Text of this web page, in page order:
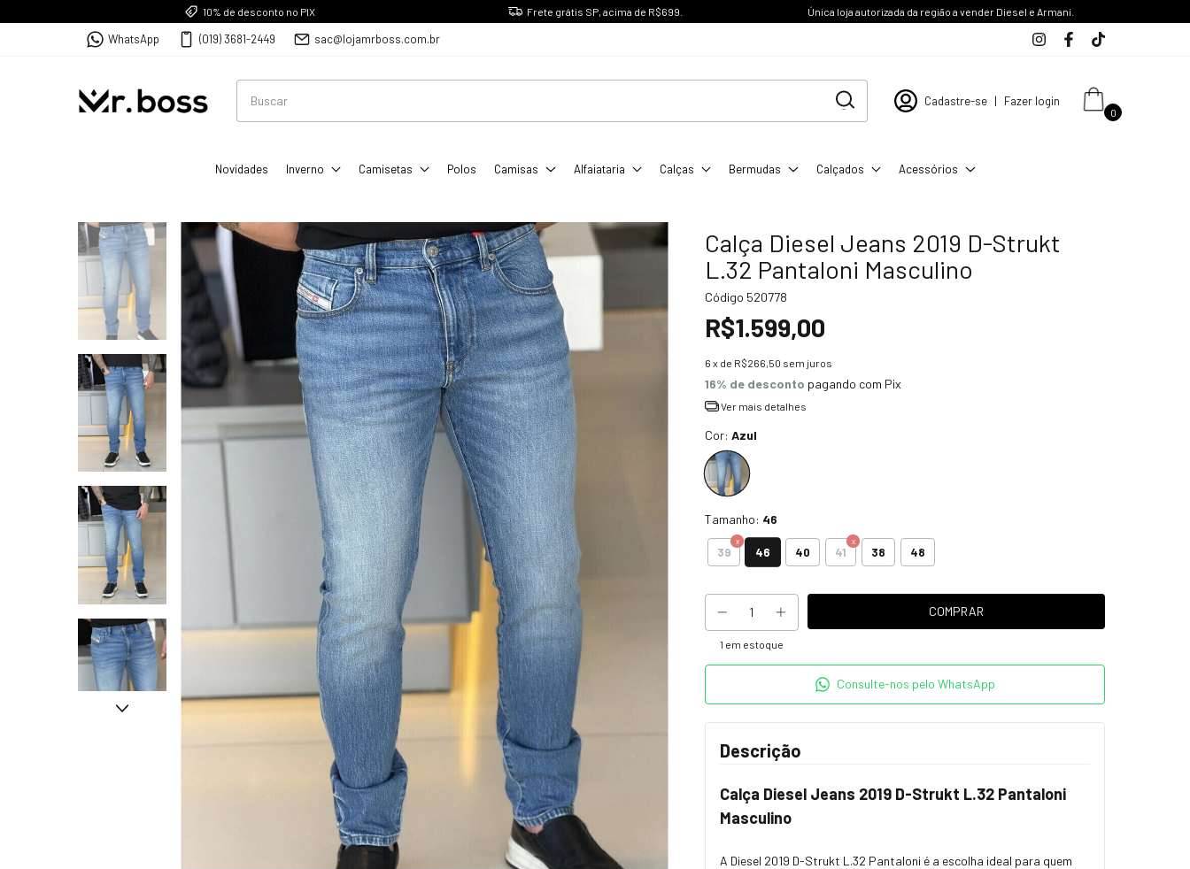
10% de desconto no PIX Frete grátis SP, acima de R$699. Única loja autorizada da região a vender Diesel e Armani.
WhatsApp (019) 3681-2449 sac@lojamrboss.com.br
Cadastre-se | Fazer login
0
Novidades Inverno Camisetas Polos Camisas Alfaiataria Calças Bermudas Calçados Acessórios
Calça Diesel Jeans 2019 D-Strukt
L.32 Pantaloni Masculino
Código 520778
R$1.599,00
6 x de R$266,50 sem juros
16% de desconto pagando com Pix
Ver mais detalhes
Cor: Azul
Tamanho: 46
39 46 40 41 38 48
1 em estoque
Consulte-nos pelo WhatsApp
Descrição
Calça Diesel Jeans 2019 D-Strukt L.32 Pantaloni
Masculino
A Diesel 2019 D-Strukt L.32 Pantaloni é a escolha ideal para quem